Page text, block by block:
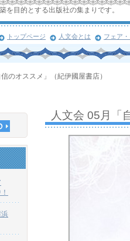
を目的とする出版社の集まりです。
トップページ 人文会とは フェア
のオススメ」（紀伊國屋書店）
人文会 05月「